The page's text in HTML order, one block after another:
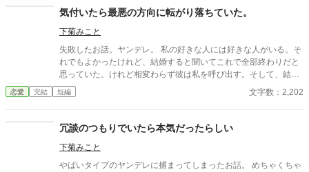
気付いたら最悪の方向に転がり落ちていた。
下菊みこと
失敗したお話。ヤンデレ。 私の好きな人には好きな人がいる。そ
れでもよかったけれど、結婚すると聞いてこれで全部終わりだと
思っていた。けれど相変わらず彼は私を呼び出す。そして、結婚
式について相談してくる。一体どうして？ 小説家になろう様でも
投稿しています。
恋愛 完結 短編 文字数：2,202
冗談のつもりでいたら本気だったらしい
下菊みこと
やばいタイプのヤンデレに捕まってしまったお話。 めちゃくちゃ